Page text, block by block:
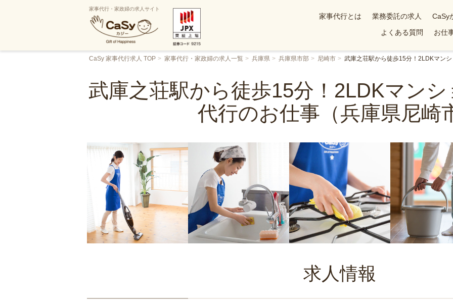
家事代行・家政婦の求人サイト
家事代行とは 業務委託の求人 CaSy
よくある質問
お仕
CaSy 家事代行求人 TOP 家事代行・家政婦の求人一覧 兵庫県 兵庫県市部 尼崎市 武庫之荘駅から徒歩15分！2LDKマン
武庫之荘駅から徒歩15分！2LDKマン
代行のお仕事（兵庫県尼崎
求人情報